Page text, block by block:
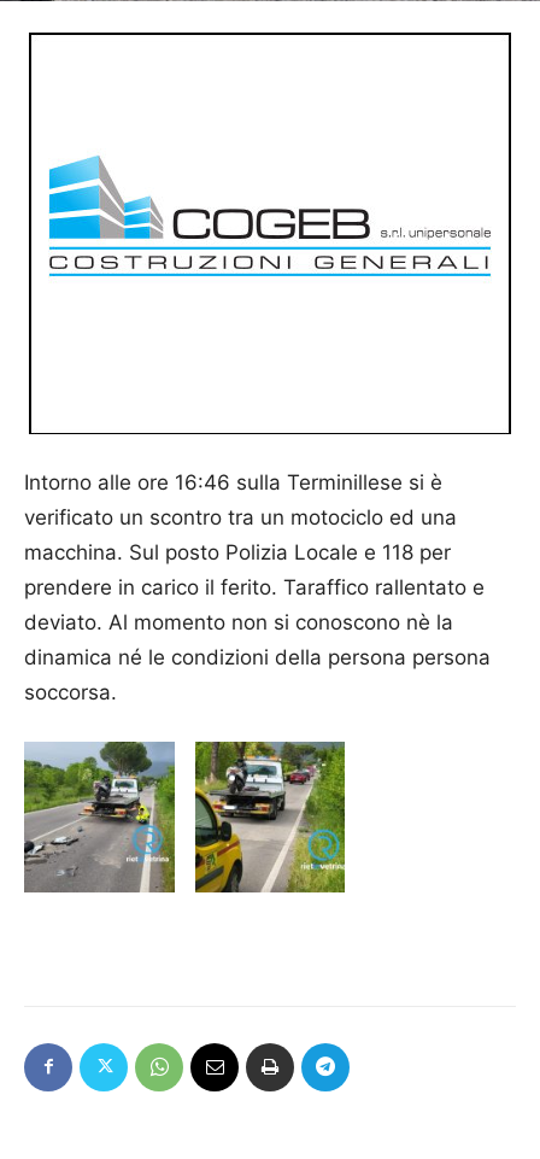
Intorno alle ore 16:46 sulla Terminillese si è
verificato un scontro tra un motociclo ed una
macchina. Sul posto Polizia Locale e 118 per
prendere in carico il ferito. Taraffico rallentato e
deviato. Al momento non si conoscono nè la
dinamica né le condizioni della persona persona
soccorsa.